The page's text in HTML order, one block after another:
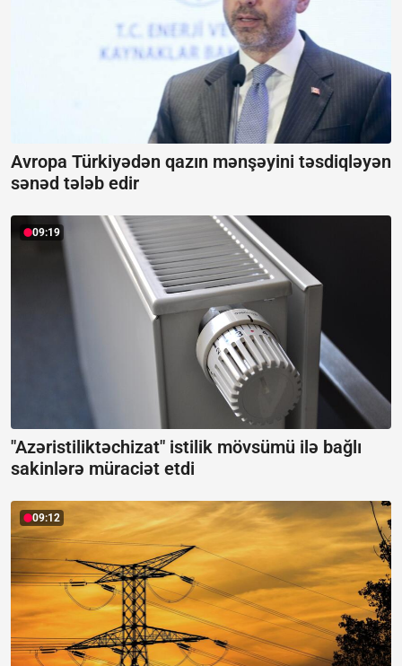
Avropa Türkiyədən qazın mənşəyini təsdiqləyən
sənəd tələb edir
09:19
"Azəristiliktəchizat" istilik mövsümü ilə bağlı
sakinlərə müraciət etdi
09:12